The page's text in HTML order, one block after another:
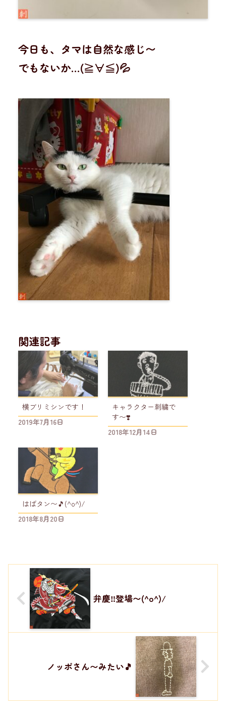
今日も、タマは自然な感じ〜
でもないか…(≧∀≦)💦
関連記事
横ブリミシンです！
2019年7月16日
キャラクター刺繍で
す〜❣️
2018年12月14日
はばタン〜🎵(^o^)/
2018年8月20日
弁慶‼️登場〜(^o^)/
ノッポさん〜みたい🎵